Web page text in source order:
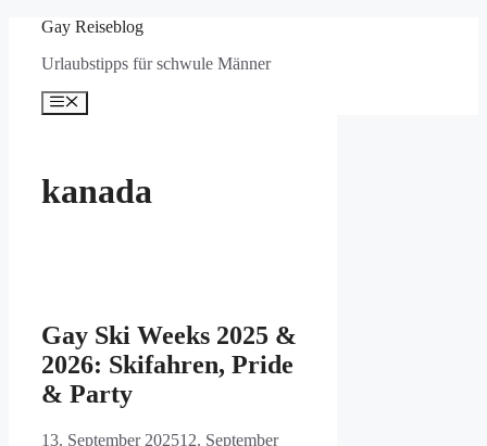
springen
Gay Reiseblog
Urlaubstipps für schwule Männer
Menü
kanada
Gay Ski Weeks 2025 &
2026: Skifahren, Pride
& Party
13. September 202512. September